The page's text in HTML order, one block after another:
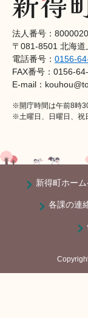
法人番号：
〒081-8501 北海
電話番号： 0156-
FAX番号：0156-
E-mail：
※開庁時間は午前8時
※土曜日、日曜日、祝
新得町ホー
各課の連